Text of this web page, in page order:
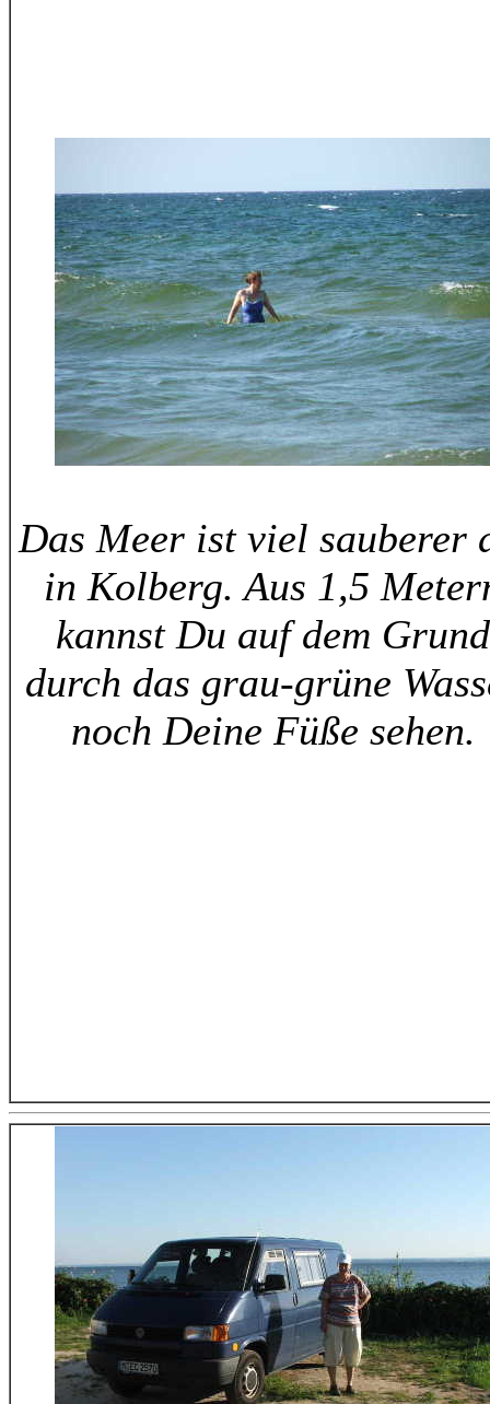
Das Meer ist viel sauberer
in Kolberg. Aus 1,5
kannst Du auf dem Grund
durch das grau-grüne
noch Deine Füße sehen.